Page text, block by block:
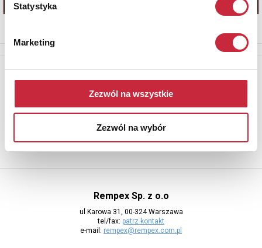
Statystyka
Marketing
Zezwól na wszystkie
Zezwól na wybór
Newsletter
Aby otrzymywać informacje o nowych aukcjach, prosimy podać
adres e-mail
Rempex Sp. z o.o
ul Karowa 31, 00-324 Warszawa
tel/fax: patrz kontakt
e-mail: rempex@rempex.com.pl